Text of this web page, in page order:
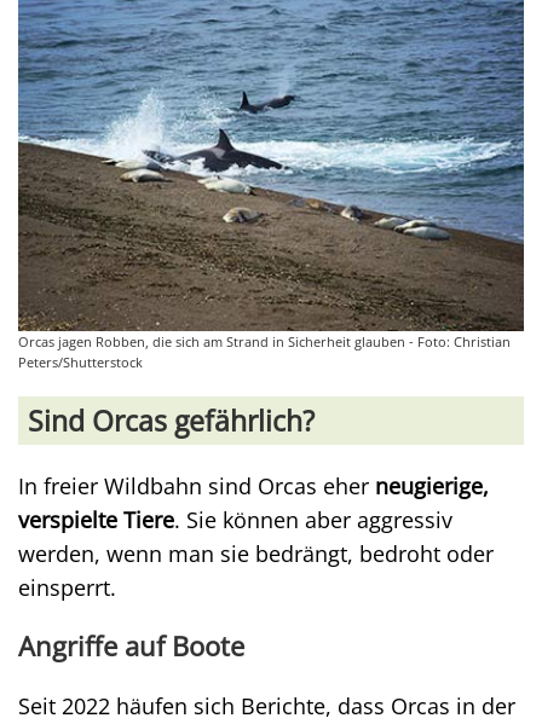
Orcas jagen Robben, die sich am Strand in Sicherheit glauben - Foto: Christian
Peters/Shutterstock
Sind Orcas gefährlich?
In freier Wildbahn sind Orcas eher neugierige,
verspielte Tiere. Sie können aber aggressiv
werden, wenn man sie bedrängt, bedroht oder
einsperrt.
Angriffe auf Boote
Seit 2022 häufen sich Berichte, dass Orcas in der